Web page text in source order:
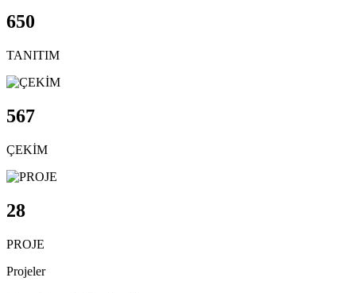
650
TANITIM
567
ÇEKİM
28
PROJE
Projeler